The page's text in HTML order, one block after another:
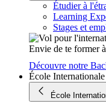
Étudier à
Learning
Stages et
Envie de te former
Découvre notre
École
École